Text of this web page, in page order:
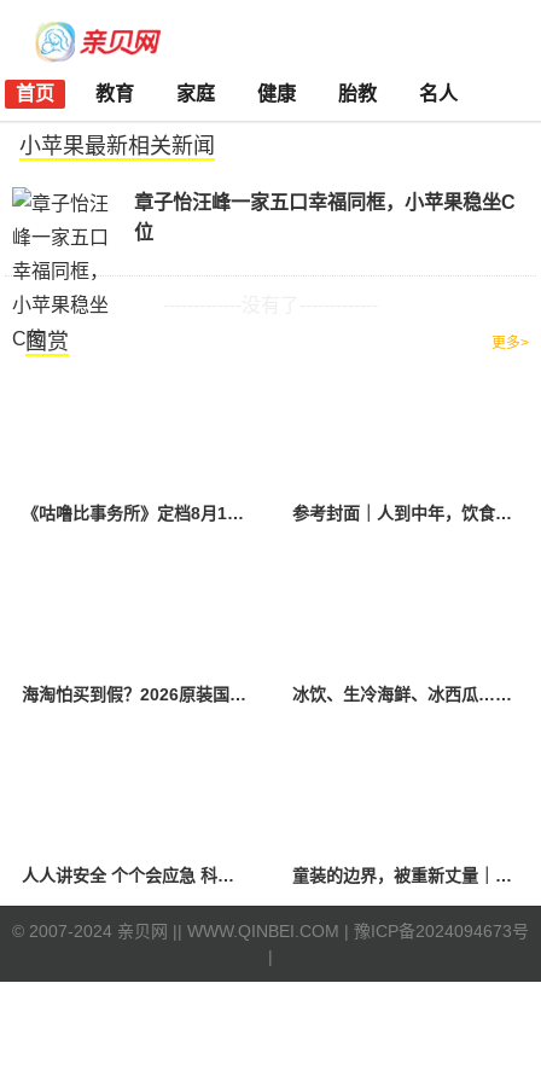
首页 教育 家庭 健康 胎教 名人
小苹果最新相关新闻
章子怡汪峰一家五口幸福同框，小苹果稳坐C
位
图赏 更多>
《咕噜比事务所》定档8月10日 聚焦儿童情绪教育助力健康成长 参考封面｜人到中年，饮食该如何调整？
海淘怕买到假？2026原装国产羊奶粉靠谱的正规品牌有哪些？ 冰饮、生冷海鲜、冰西瓜……泉州人夏季“标配”饮食极易引发胃肠炎
人人讲安全 个个会应急 科学应对防震避险 童装的边界，被重新丈量｜2026中国国际时装周·童话小镇圆满收官
© 2007-2024 亲贝网 || WWW.QINBEI.COM | 豫ICP备2024094673号
|